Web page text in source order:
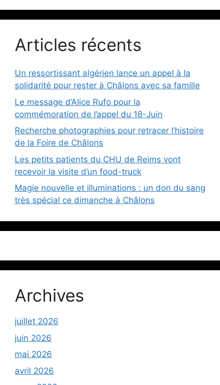
Articles récents
Un ressortissant algérien lance un appel à la
solidarité pour rester à Châlons avec sa famille
Le message d’Alice Rufo pour la
commémoration de l’appel du 18-Juin
Recherche photographies pour retracer l’histoire
de la Foire de Châlons
Les petits patients du CHU de Reims vont
recevoir la visite d’un food-truck
Magie nouvelle et illuminations : un don du sang
très spécial ce dimanche à Châlons
Archives
juillet 2026
juin 2026
mai 2026
avril 2026